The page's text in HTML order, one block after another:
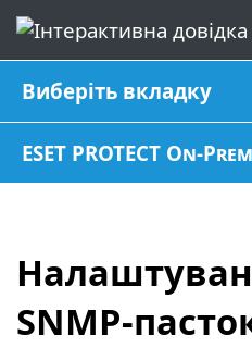
Виберіть вкладку
ESET PROTECT On-
SNMP-